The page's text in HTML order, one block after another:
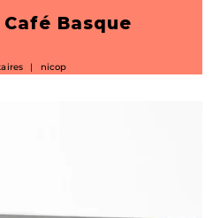
Basque
nicop